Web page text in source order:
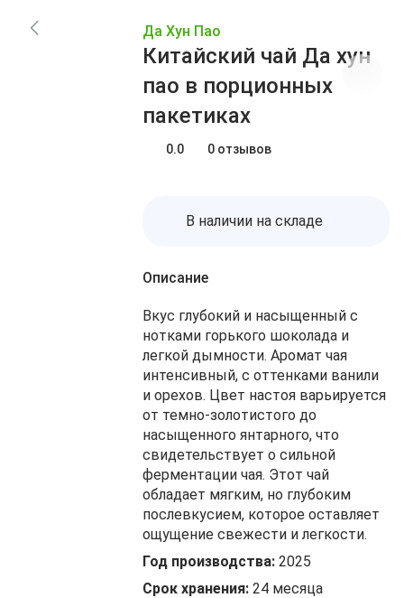
Акции
Блог
Да Хун Пао
Китайский чай Да хун
пао в порционных
пакетиках
0.0 0 отзывов
В наличии на складе
Описание
Вкус глубокий и насыщенный с
нотками горького шоколада и
легкой дымности. Аромат чая
интенсивный, с оттенками ванили
и орехов. Цвет настоя варьируется
от темно-золотистого до
насыщенного янтарного, что
свидетельствует о сильной
ферментации чая. Этот чай
обладает мягким, но глубоким
послевкусием, которое оставляет
ощущение свежести и легкости.
Год производства: 2025
Срок хранения: 24 месяца